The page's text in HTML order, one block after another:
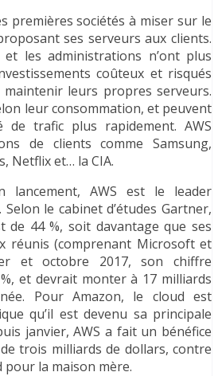
premières sociétés à miser sur le
ses serveurs aux clients.
les administrations n’ont plus
coûteux et risqués
leurs propres serveurs.
leur consommation, et peuvent
de trafic plus rapidement. AWS
de clients comme Samsung,
Netflix et… la CIA.
lancement, AWS est le leader
le cabinet d’études Gartner,
de 44 %, soit davantage que ses
réunis (comprenant Microsoft et
et octobre 2017, son chiffre
et devrait monter à 17 milliards
Pour Amazon, le cloud est
qu’il est devenu sa principale
janvier, AWS a fait un bénéfice
trois milliards de dollars, contre
pour la maison mère.